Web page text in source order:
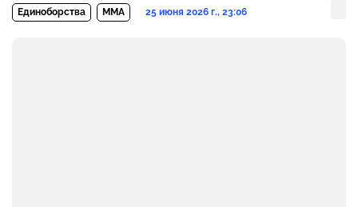
Единоборства MMA 25 июня 2026 г., 23:06